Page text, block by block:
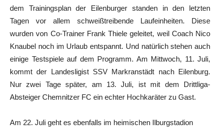
dem Trainingsplan der Eilenburger standen in den letzten
Tagen vor allem schweißtreibende Laufeinheiten. Diese
wurden von Co-Trainer Frank Thiele geleitet, weil Coach Nico
Knaubel noch im Urlaub entspannt. Und natürlich stehen auch
einige Testspiele auf dem Programm. Am Mittwoch, 11. Juli,
kommt der Landesligist SSV Markranstädt nach Eilenburg.
Nur zwei Tage später, am 13. Juli, ist mit dem Drittliga-
Absteiger Chemnitzer FC ein echter Hochkaräter zu Gast.
Am 22. Juli geht es ebenfalls im heimischen Ilburgstadion